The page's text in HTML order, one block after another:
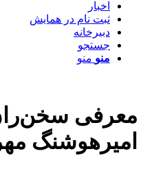
اخبار
ثبت نام در همایش
دبیرخانه
جستجو
منو منو
معرفی
امیرهوشنگ